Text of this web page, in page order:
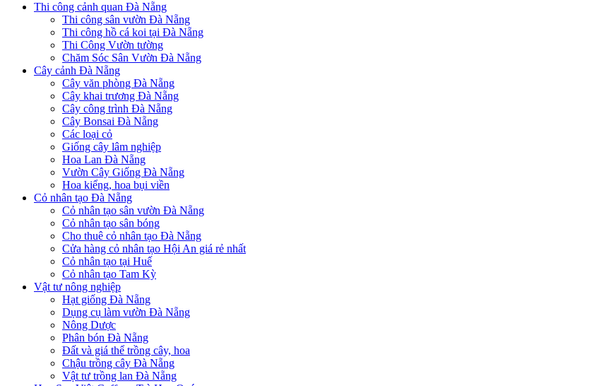
Thi công cảnh quan Đà Nẵng
Thi công sân vườn Đà Nẵng
Thi công hồ cá koi tại Đà Nẵng
Thi Công Vườn tường
Chăm Sóc Sân Vườn Đà Nẵng
Cây cảnh Đà Nẵng
Cây văn phòng Đà Nẵng
Cây khai trương Đà Nẵng
Cây công trình Đà Nẵng
Cây Bonsai Đà Nẵng
Các loại cỏ
Giống cây lâm nghiệp
Hoa Lan Đà Nẵng
Vườn Cây Giống Đà Nẵng
Hoa kiểng, hoa bụi viền
Cỏ nhân tạo Đà Nẵng
Cỏ nhân tạo sân vườn Đà Nẵng
Cỏ nhân tạo sân bóng
Cho thuê cỏ nhân tạo Đà Nẵng
Cửa hàng cỏ nhân tạo Hội An giá rẻ nhất
Cỏ nhân tạo tại Huế
Cỏ nhân tạo Tam Kỳ
Vật tư nông nghiệp
Hạt giống Đà Nẵng
Dụng cụ làm vườn Đà Nẵng
Nông Dược
Phân bón Đà Nẵng
Đất và giá thể trồng cây, hoa
Chậu trồng cây Đà Nẵng
Vật tư trồng lan Đà Nẵng